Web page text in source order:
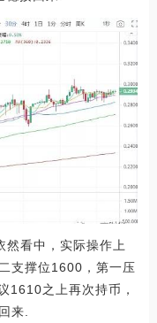
然看中，实际操作上
支撑位1600，第一压
1610之上再次持币，
来.